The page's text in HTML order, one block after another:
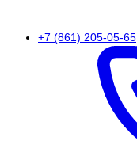
+7 (861) 205-05-65